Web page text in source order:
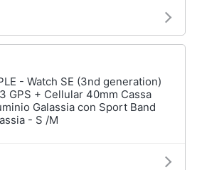
- Watch SE (3nd generation)
GPS + Cellular 40mm Cassa
Galassia con Sport Band
- S /M